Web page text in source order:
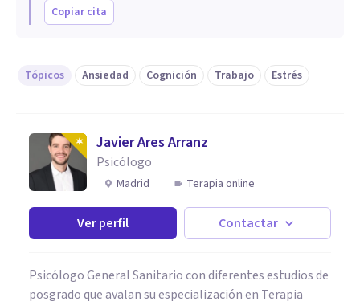
Copiar cita
Tópicos Ansiedad Cognición Trabajo Estrés
Javier Ares Arranz
Psicólogo
Madrid Terapia online
Ver perfil Contactar
Psicólogo General Sanitario con diferentes estudios de
posgrado que avalan su especialización en Terapia